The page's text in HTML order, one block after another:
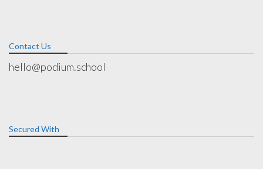
Contact Us
hello@podium.school
Secured With